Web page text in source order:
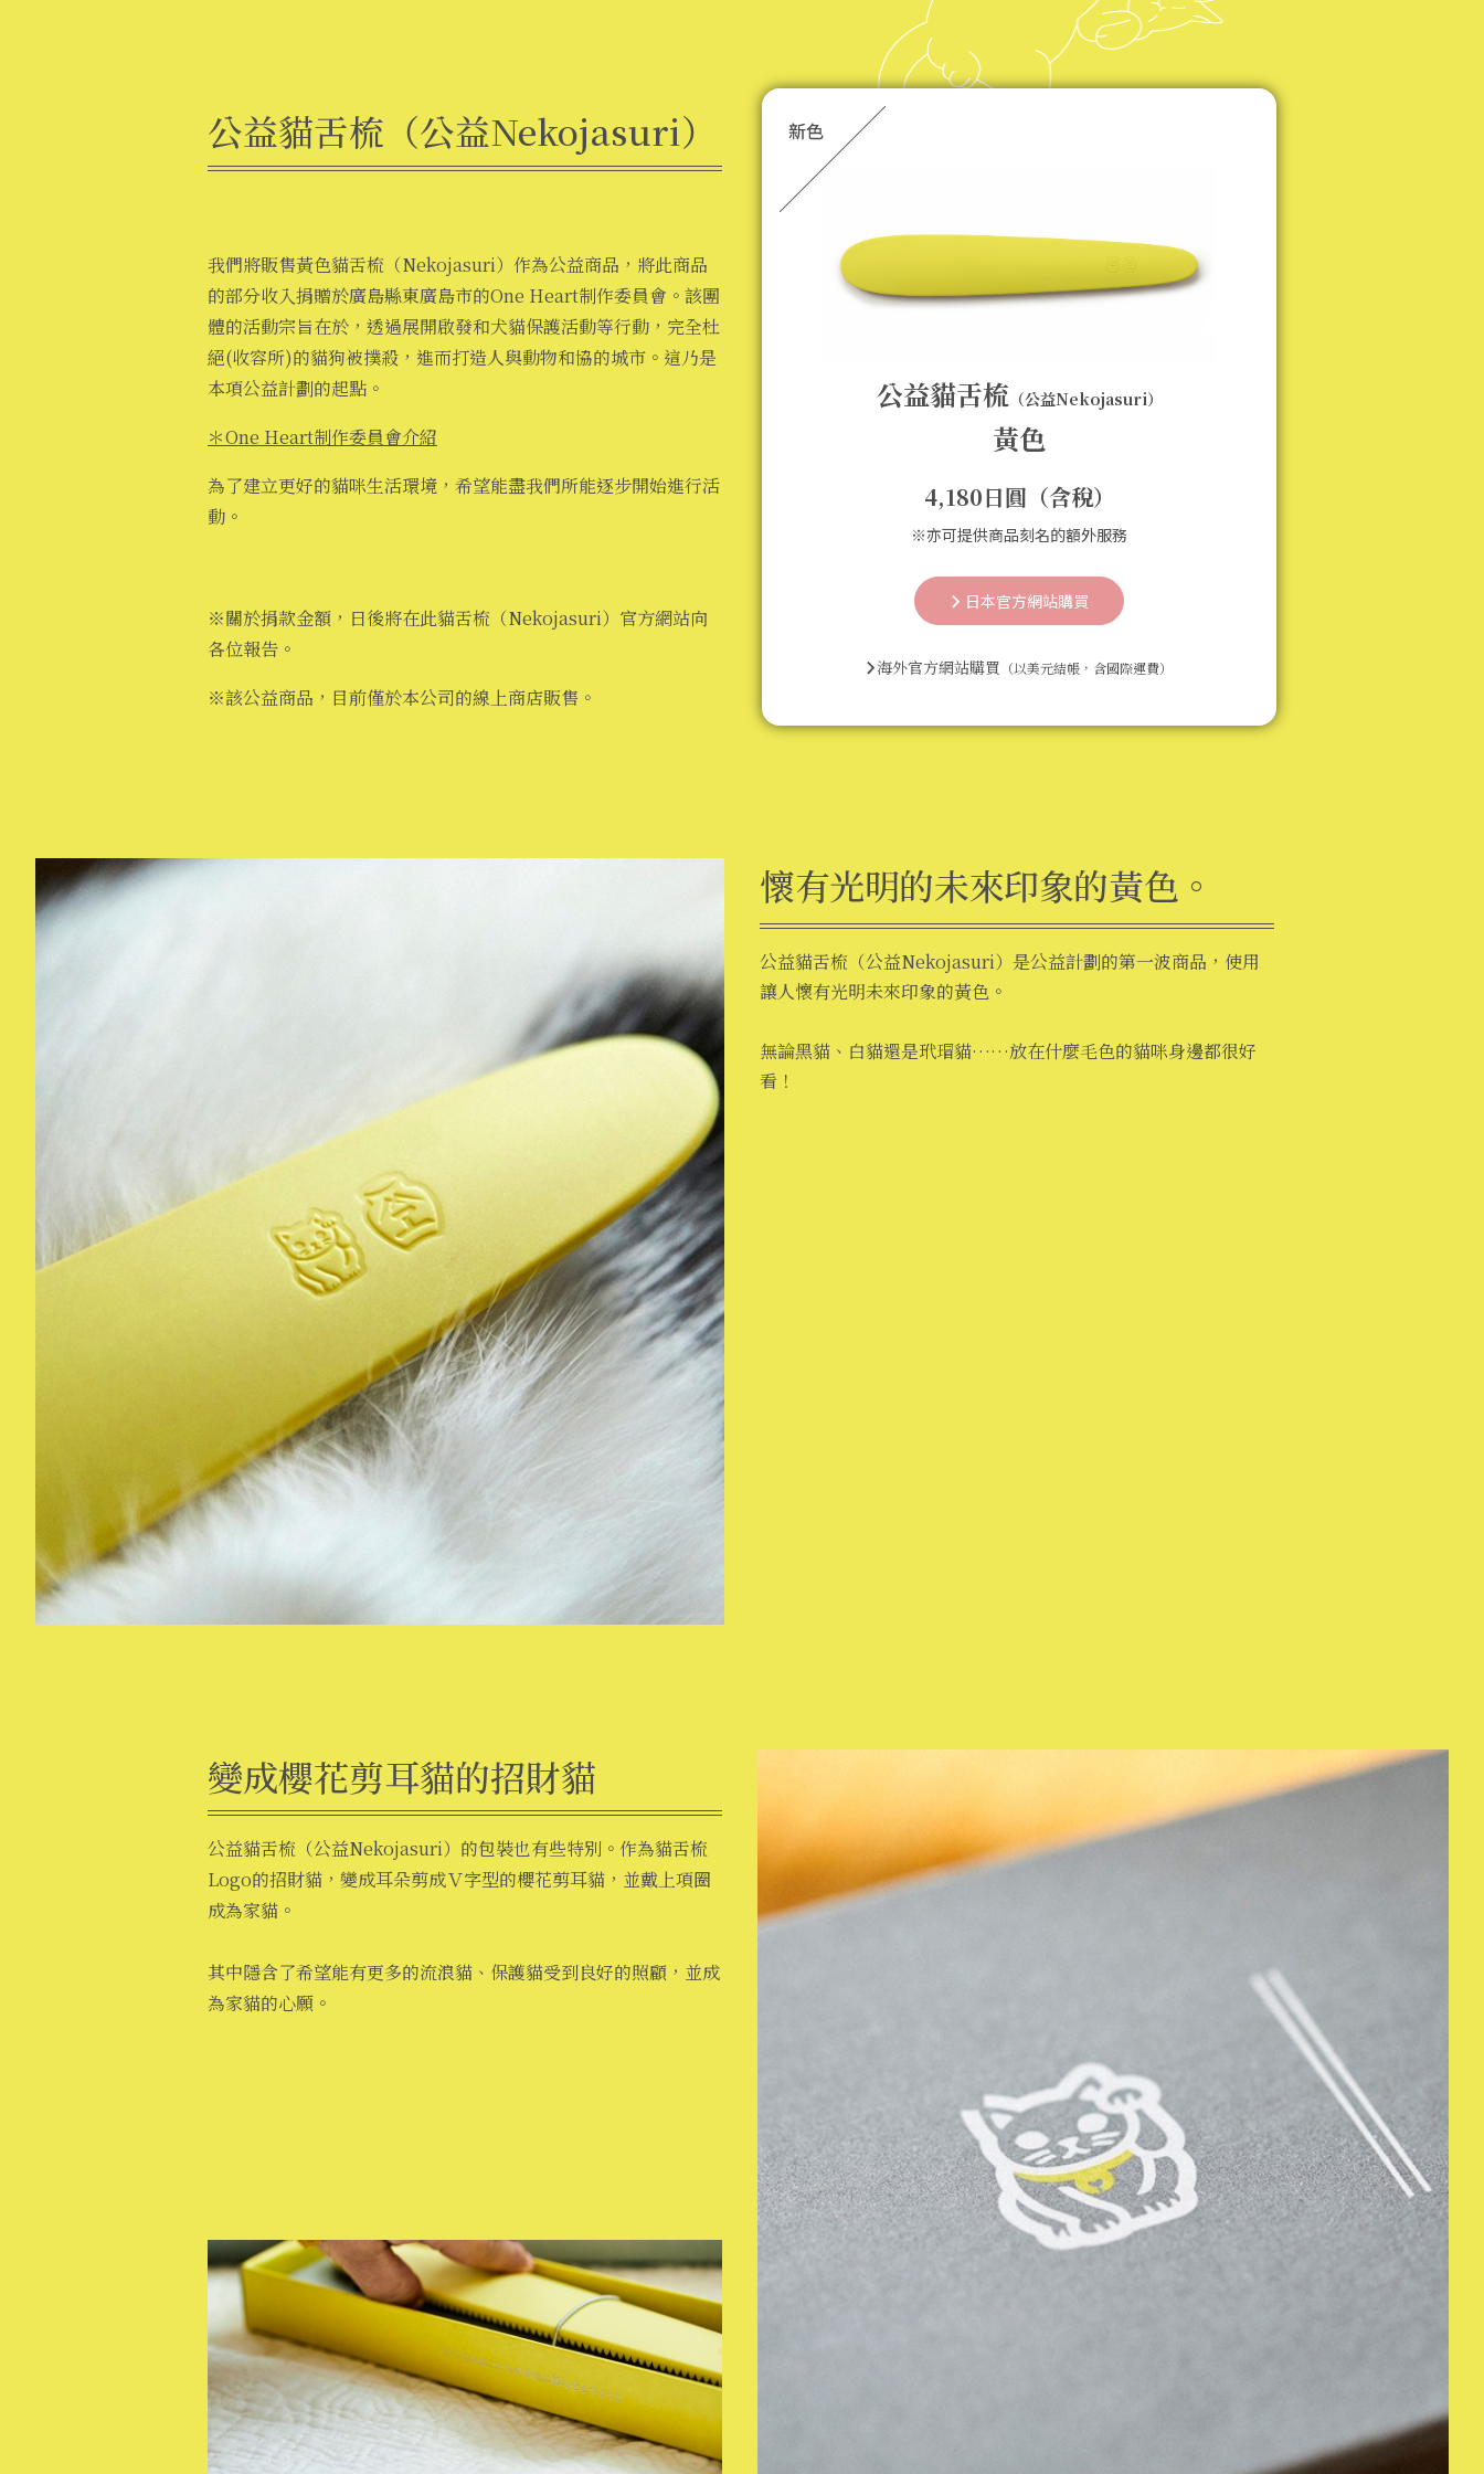
公益貓舌梳（公益Nekojasuri）
我們將販售黃色貓舌梳（Nekojasuri）作為公益商品，將此商品
的部分收入捐贈於廣島縣東廣島市的One Heart制作委員會。該團
體的活動宗旨在於，透過展開啟發和犬貓保護活動等行動，完全杜
絕(收容所)的貓狗被撲殺，進而打造人與動物和協的城市。這乃是
本項公益計劃的起點。
＊One Heart制作委員會介紹
為了建立更好的貓咪生活環境，希望能盡我們所能逐步開始進行活
動。
※關於捐款金額，日後將在此貓舌梳（Nekojasuri）官方網站向
各位報告。
※該公益商品，目前僅於本公司的線上商店販售。
公益貓舌梳 （公益Nekojasuri）
黃色
4,180日圓 （含稅）
※亦可提供商品刻名的額外服務
日本官方網站購買
海外官方網站購買 （以美元結帳，含國際運費）
懷有光明的未來印象的黃色。
公益貓舌梳（公益Nekojasuri）是公益計劃的第一波商品，使用
讓人懷有光明未來印象的黃色。
無論黑貓、白貓還是玳瑁貓……放在什麼毛色的貓咪身邊都很好
看！
變成櫻花剪耳貓的招財貓
公益貓舌梳（公益Nekojasuri）的包裝也有些特別。作為貓舌梳
Logo的招財貓，變成耳朵剪成Ｖ字型的櫻花剪耳貓，並戴上項圈
成為家貓。
其中隱含了希望能有更多的流浪貓、保護貓受到良好的照顧，並成
為家貓的心願。